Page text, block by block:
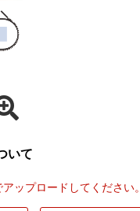
いて
ップロードしてください。